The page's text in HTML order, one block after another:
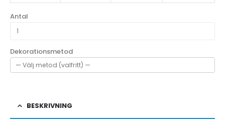
Antal
Dekorationsmetod
BESKRIVNING